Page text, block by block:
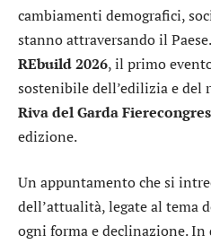
cambiamenti demografici,
stanno attraversando il
REbuild 2026, il primo
sostenibile dell’edilizia e del
Riva del Garda
edizione.
Un appuntamento che si
dell’attualità, legate al tema
ogni forma e declinazione.